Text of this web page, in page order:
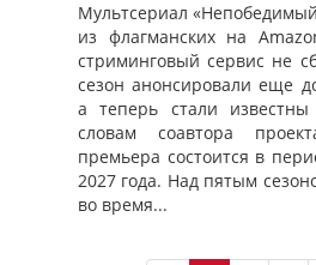
Мультсериал
из флагманских на
стриминговый сервис не
сезон анонсировали еще
а теперь стали
словам соавтора
премьера состоится в
2027 года. Над пятым
во время...